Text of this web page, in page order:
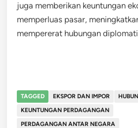
juga memberikan keuntungan
memperluas pasar,
mempererat hubungan
TAGGED EKSPOR DAN IMPOR
KEUNTUNGAN PERDAGANGAN
PERDAGANGAN ANTAR NEGARA